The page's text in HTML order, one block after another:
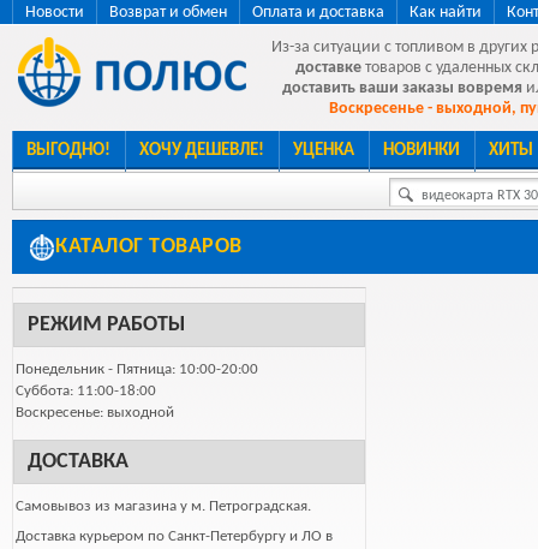
Новости Возврат и обмен Оплата и доставка Как найти
Из-за ситуации с топливом в других
доставке товаров с удаленных
доставить ваши заказы вовремя
Воскресенье - выходной,
ВЫГОДНО! ХОЧУ ДЕШЕВЛЕ! УЦЕНКА НОВИНКИ ХИТЫ
видеокарта RTX
КАТАЛОГ ТОВАРОВ
РЕЖИМ РАБОТЫ
Понедельник - Пятница: 10:00-20:00
Суббота: 11:00-18:00
Воскресенье: выходной
ДОСТАВКА
Самовывоз из магазина у м. Петроградская.
Доставка курьером по Санкт-Петербургу и ЛО в